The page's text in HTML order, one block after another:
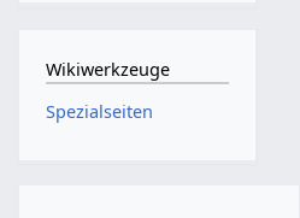
Wikiwerkzeuge
Spezialseiten